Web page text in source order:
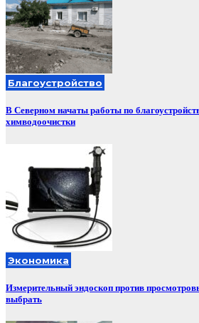
Благоустройство
В Северном начаты работы по
химводоочистки
Экономика
Измерительный эндоскоп против
выбрать